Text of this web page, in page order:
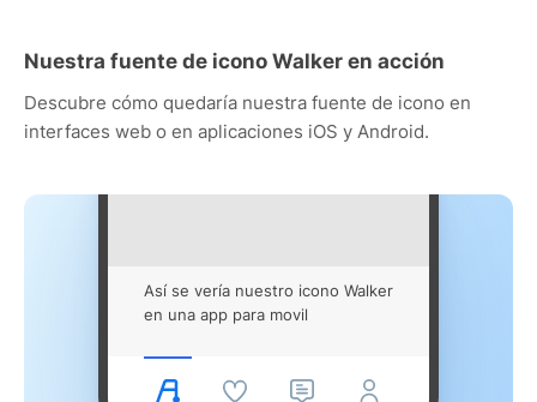
Nuestra fuente de icono Walker en acción
Descubre cómo quedaría nuestra fuente de icono en
interfaces web o en aplicaciones iOS y Android.
Así se vería nuestro icono Walker
en una app para movil